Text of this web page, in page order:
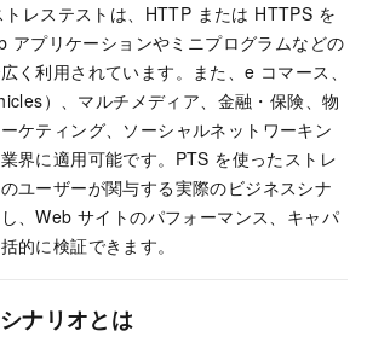
レステストは、HTTP または HTTPS を
アプリケーションやミニプログラムなどの
く利用されています。また、e コマース、
）、マルチメディア、金融・保険、物
ケティング、ソーシャルネットワーキン
界に適用可能です。PTS を使ったストレ
ユーザーが関与する実際のビジネスシナ
、Web サイトのパフォーマンス、キャパ
的に検証できます。
ナリオとは